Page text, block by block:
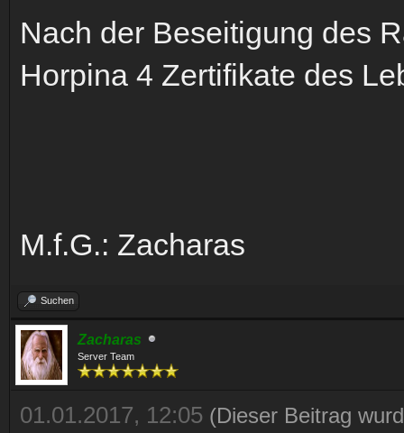
Nach der Beseitigung des
Horpina 4 Zertifikate des
M.f.G.: Zacharas
Suchen
Zacharas
Server Team
01.01.2017, 12:05 (Dieser Beitrag